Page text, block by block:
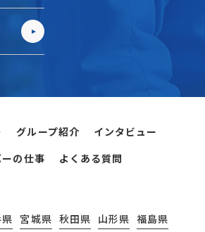
グループ紹介
インタビュー
ーの仕事 よくある質問
宮城県 秋田県 山形県 福島県